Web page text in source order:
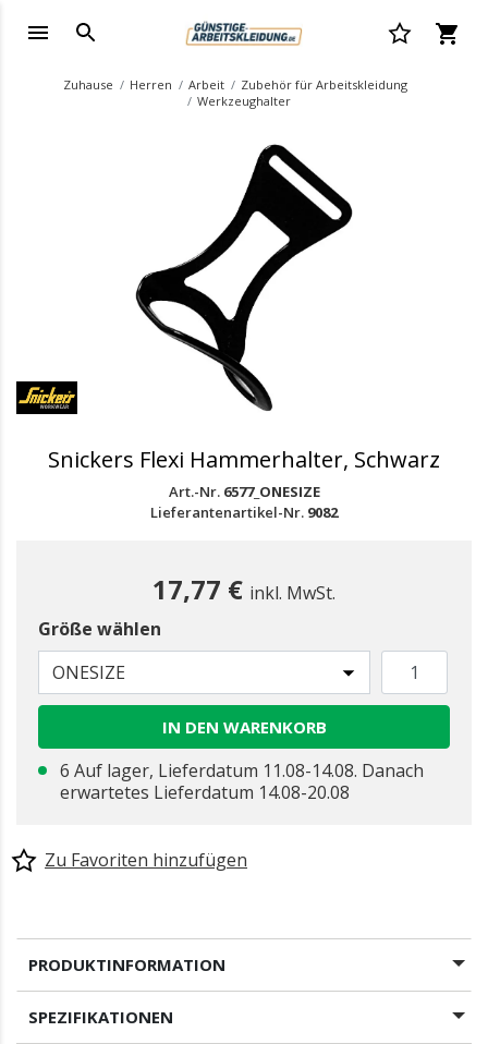
Zuhause Herren Arbeit
Zubehör für Arbeitskleidung
Werkzeughalter
Snickers Flexi Hammerhalter, Schwarz
Art.-Nr. 6577_ONESIZE
Lieferantenartikel-Nr. 9082
17,77 € inkl. MwSt.
Größe wählen
ONESIZE
IN DEN WARENKORB
6 Auf lager, Lieferdatum 11.08-14.08. Danach
erwartetes Lieferdatum 14.08-20.08
Zu Favoriten hinzufügen
PRODUKTINFORMATION
SPEZIFIKATIONEN